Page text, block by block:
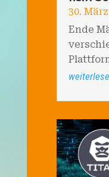
30.
Ende